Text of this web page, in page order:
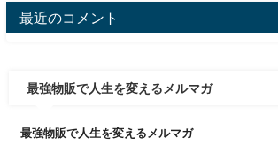
最近のコメント
最強物販で人生を変えるメルマガ
最強物販で人生を変えるメルマガ